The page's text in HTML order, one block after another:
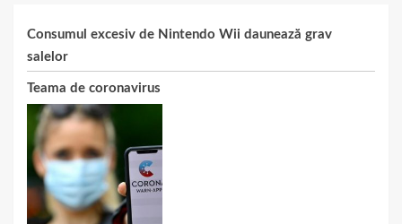
Consumul excesiv de Nintendo Wii daunează grav
salelor
Teama de coronavirus